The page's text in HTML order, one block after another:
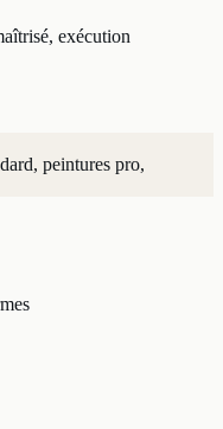
exécution
peintures pro,